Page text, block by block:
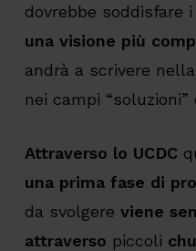
dovrebbe soddisfare
una visione più
andrà a scrivere
nei campi
Attraverso lo UCDC
una prima fase di
da svolgere viene
attraverso piccoli